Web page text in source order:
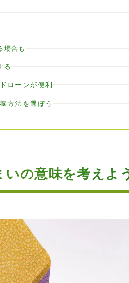
場合も
る
ローンが便利
方法を選ぼう
の意味を考えよ